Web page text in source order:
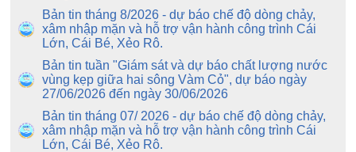
Bản tin tháng 8/2026 - dự báo chế độ dòng chảy,
xâm nhập mặn và hỗ trợ vận hành công trình Cái
Lớn, Cái Bé, Xẻo Rô.
Bản tin tuần "Giám sát và dự báo chất lượng nước
vùng kẹp giữa hai sông Vàm Cỏ", dự báo ngày
27/06/2026 đến ngày 30/06/2026
Bản tin tháng 07/ 2026 - dự báo chế độ dòng chảy,
xâm nhập mặn và hỗ trợ vận hành công trình Cái
Lớn, Cái Bé, Xẻo Rô.